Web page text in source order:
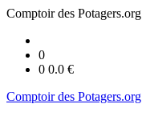
Comptoir des Potagers.org
0
0 0.0 €
Comptoir des Potagers.org